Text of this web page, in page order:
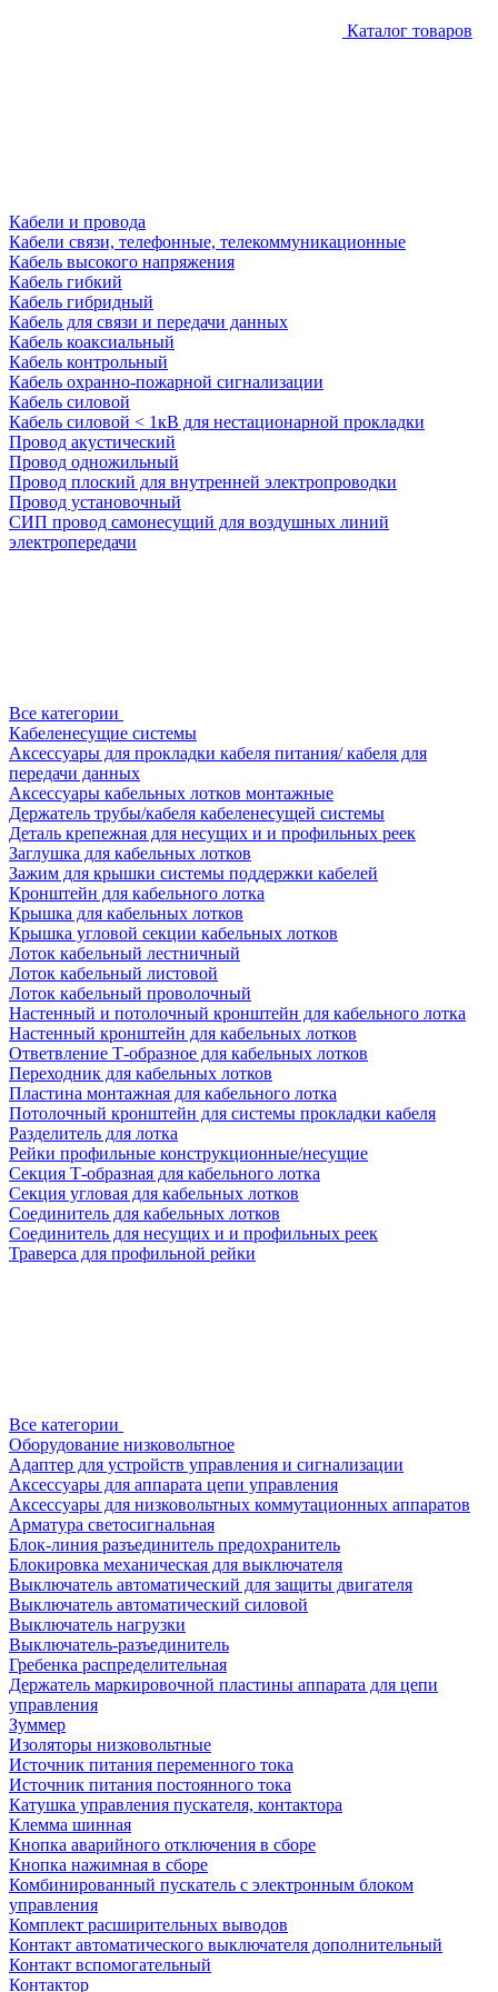
Каталог товаров
Кабели и провода
Кабели связи, телефонные, телекоммуникационные
Кабель высокого напряжения
Кабель гибкий
Кабель гибридный
Кабель для связи и передачи данных
Кабель коаксиальный
Кабель контрольный
Кабель охранно-пожарной сигнализации
Кабель силовой
Кабель силовой < 1кВ для нестационарной прокладки
Провод акустический
Провод одножильный
Провод плоский для внутренней электропроводки
Провод установочный
СИП провод самонесущий для воздушных линий
электропередачи
Все категории
Кабеленесущие системы
Аксессуары для прокладки кабеля питания/ кабеля для
передачи данных
Аксессуары кабельных лотков монтажные
Держатель трубы/кабеля кабеленесущей системы
Деталь крепежная для несущих и и профильных реек
Заглушка для кабельных лотков
Зажим для крышки системы поддержки кабелей
Кронштейн для кабельного лотка
Крышка для кабельных лотков
Крышка угловой секции кабельных лотков
Лоток кабельный лестничный
Лоток кабельный листовой
Лоток кабельный проволочный
Настенный и потолочный кронштейн для кабельного лотка
Настенный кронштейн для кабельных лотков
Ответвление Т-образное для кабельных лотков
Переходник для кабельных лотков
Пластина монтажная для кабельного лотка
Потолочный кронштейн для системы прокладки кабеля
Разделитель для лотка
Рейки профильные конструкционные/несущие
Секция Т-образная для кабельного лотка
Секция угловая для кабельных лотков
Соединитель для кабельных лотков
Соединитель для несущих и и профильных реек
Траверса для профильной рейки
Все категории
Оборудование низковольтное
Адаптер для устройств управления и сигнализации
Аксессуары для аппарата цепи управления
Аксессуары для низковольтных коммутационных аппаратов
Арматура светосигнальная
Блок-линия разъединитель предохранитель
Блокировка механическая для выключателя
Выключатель автоматический для защиты двигателя
Выключатель автоматический силовой
Выключатель нагрузки
Выключатель-разъединитель
Гребенка распределительная
Держатель маркировочной пластины аппарата для цепи
управления
Зуммер
Изоляторы низковольтные
Источник питания переменного тока
Источник питания постоянного тока
Катушка управления пускателя, контактора
Клемма шинная
Кнопка аварийного отключения в сборе
Кнопка нажимная в сборе
Комбинированный пускатель с электронным блоком
управления
Комплект расширительных выводов
Контакт автоматического выключателя дополнительный
Контакт вспомогательный
Контактор